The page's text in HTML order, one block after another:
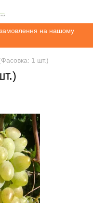
замовлення на нашому
1 шт.)